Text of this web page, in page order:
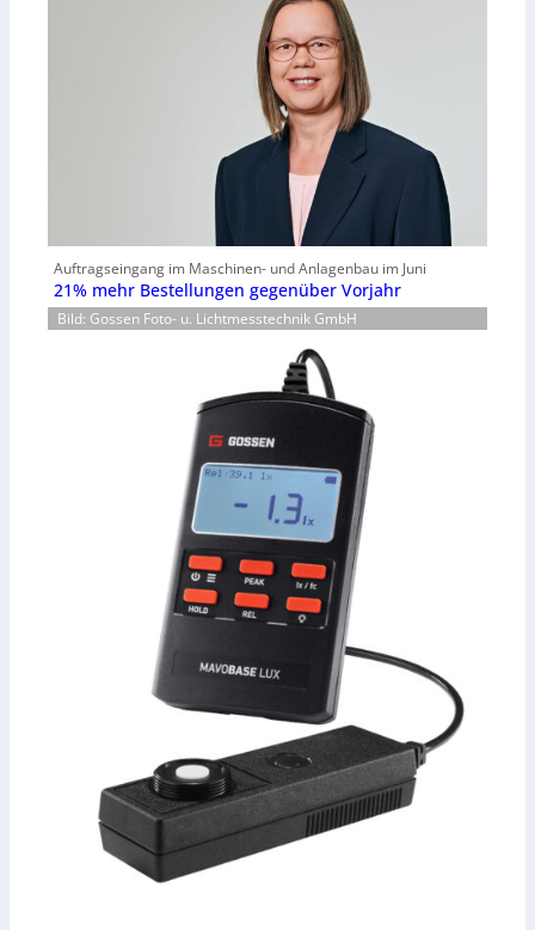
Auftragseingang im Maschinen- und Anlagenbau im Juni
21% mehr Bestellungen gegenüber Vorjahr
Bild: Gossen Foto- u. Lichtmesstechnik GmbH